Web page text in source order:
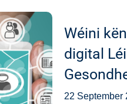
Wéini
digital
22 September